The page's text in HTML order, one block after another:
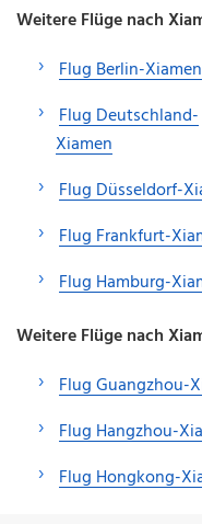
Weitere Flüge nach
Flug Berlin-Xiamen
Flug Deutschland-
Xiamen
Flug Düsseldorf-
Flug Frankfurt-
Flug Hamburg-
Weitere Flüge nach
Flug Guangzhou-
Flug Hangzhou-
Flug Hongkong-